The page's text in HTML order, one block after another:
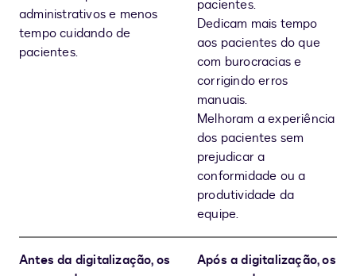
administrativos e menos
tempo cuidando de
pacientes.
pacientes.
Dedicam mais tempo
aos pacientes do que
com burocracias e
corrigindo erros
manuais.
Melhoram a experiência
dos pacientes sem
prejudicar a
conformidade ou a
produtividade da
equipe.
Antes da digitalização, os
Após a digitalização, os